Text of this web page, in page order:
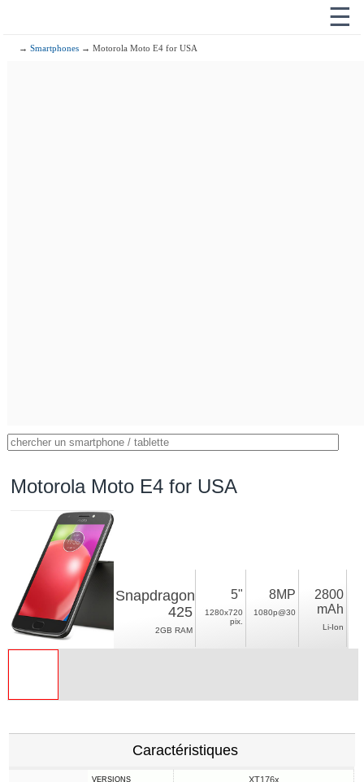
☰
→Smartphones → Motorola Moto E4 for USA
Motorola Moto E4 for USA
Snapdragon
425
2GB RAM
5"
1280x720
pix.
8MP
1080p@30
2800
mAh
Li-Ion
Caractéristiques
VERSIONS XT176x